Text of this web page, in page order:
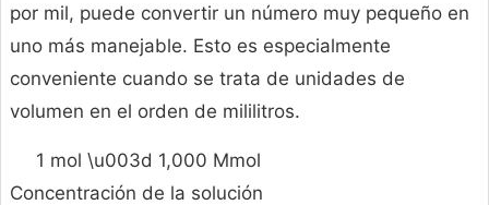
por mil, puede convertir un número muy pequeño en
uno más manejable. Esto es especialmente
conveniente cuando se trata de unidades de
volumen en el orden de mililitros.
1 mol \u003d 1,000 Mmol
Concentración de la solución